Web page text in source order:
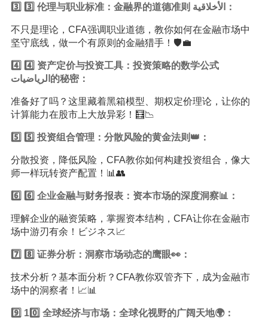
3️⃣ 3️⃣ 伦理与职业标准：金融界的道德准则 الأخلاقية：
不只是理论，CFA强调职业道德，教你如何在金融市场中
坚守底线，做一个有原则的金融猎手！🛡️💼
4️⃣ 4️⃣ 资产定价与投资工具：投资策略的数学公式
الرياضيات的秘密：
准备好了吗？这里藏着黑箱模型、期权定价理论，让你的
计算能力在股市上大放异彩！🧮📉
5️⃣ 5️⃣ 投资组合管理：分散风险的黄金法则👑：
分散投资，降低风险，CFA教你如何构建投资组合，像大
师一样玩转资产配置！📊👥
6️⃣ 6️⃣ 企业金融与财务报表：资本市场的深度洞察📊：
理解企业的融资策略，掌握资本结构，CFA让你在金融市
场中游刃有余！ビジネス📈
7️⃣ 8️⃣ 证券分析：洞察市场动态的鹰眼👀：
技术分析？基本面分析？CFA教你双管齐下，成为金融市
场中的洞察者！📈📊
9️⃣ 10️⃣ 全球经济与市场：全球化视野的广阔天地🌍：